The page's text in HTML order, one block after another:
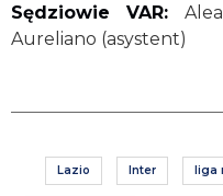
Sędziowie VAR:
Aureliano (asystent)
Lazio Inter liga